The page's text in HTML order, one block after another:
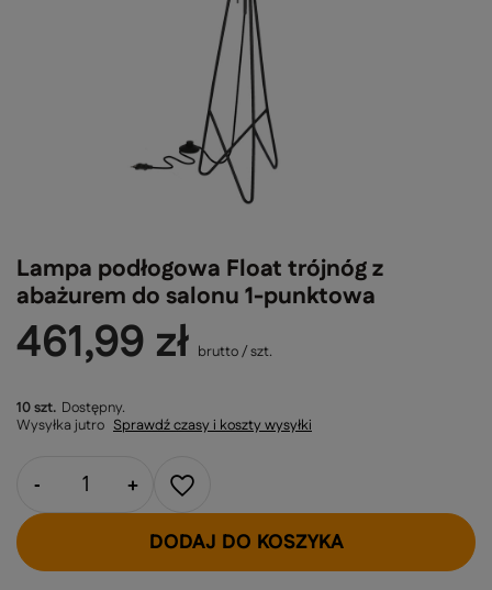
Lampa podłogowa Float trójnóg z
abażurem do salonu 1-punktowa
10 szt. Dostępny
Wysyłka jutro Sprawdź czasy i koszty wysyłki
461,99 zł brutto/szt.
- +
DODAJ DO KOSZYKA